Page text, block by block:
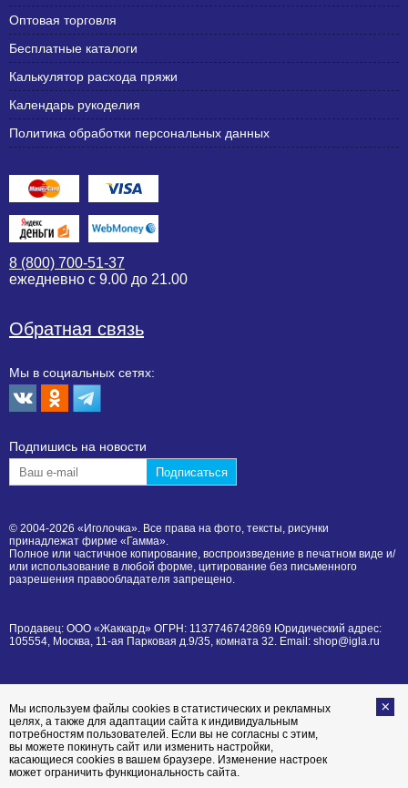
Оптовая торговля
Бесплатные каталоги
Калькулятор расхода пряжи
Календарь рукоделия
Политика обработки персональных данных
8 (800) 700-51-37
ежедневно с 9.00 до 21.00
Обратная связь
Мы в социальных сетях:
Подпишиcь на новости
© 2004-2026 «Иголочка». Все права на фото, тексты, рисунки
принадлежат фирме «Гамма».
Полное или частичное копирование, воспроизведение в печатном виде и/
или использование в любой форме, цитирование без письменного
разрешения правообладателя запрещено.
Продавец: ООО «Жаккард» ОГРН: 1137746742869 Юридический адрес:
105554, Москва, 11-ая Парковая д.9/35, комната 32. Email: shop@igla.ru
Мы используем файлы cookies в статистических и рекламных
целях, а также для адаптации сайта к индивидуальным
потребностям пользователей. Если вы не согласны с этим,
вы можете покинуть сайт или изменить настройки,
касающиеся cookies в вашем браузере. Изменение настроек
может ограничить функциональность сайта.